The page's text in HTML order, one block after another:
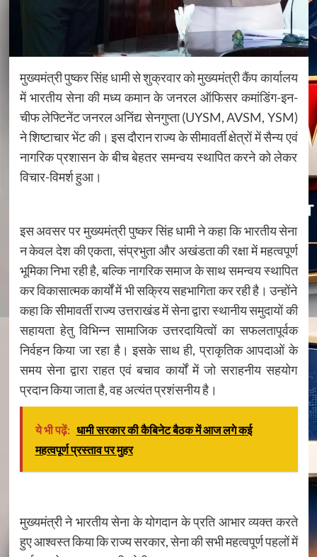
मुख्यमंत्री पुष्कर सिंह धामी से शुक्रवार को मुख्यमंत्री कैंप कार्यालय
में भारतीय सेना की मध्य कमान के जनरल ऑफिसर कमांडिंग-इन-
चीफ लेफ्टिनेंट जनरल अनिंद्य सेनगुप्ता (UYSM, AVSM, YSM)
ने शिष्टाचार भेंट की। इस दौरान राज्य के सीमावर्ती क्षेत्रों में सैन्य एवं
नागरिक प्रशासन के बीच बेहतर समन्वय स्थापित करने को लेकर
विचार-विमर्श हुआ।
इस अवसर पर मुख्यमंत्री पुष्कर सिंह धामी ने कहा कि भारतीय सेना
न केवल देश की एकता, संप्रभुता और अखंडता की रक्षा में महत्वपूर्ण
भूमिका निभा रही है, बल्कि नागरिक समाज के साथ समन्वय स्थापित
कर विकासात्मक कार्यों में भी सक्रिय सहभागिता कर रही है। उन्होंने
कहा कि सीमावर्ती राज्य उत्तराखंड में सेना द्वारा स्थानीय समुदायों की
सहायता हेतु विभिन्न सामाजिक उत्तरदायित्वों का सफलतापूर्वक
निर्वहन किया जा रहा है। इसके साथ ही, प्राकृतिक आपदाओं के
समय सेना द्वारा राहत एवं बचाव कार्यों में जो सराहनीय सहयोग
प्रदान किया जाता है, वह अत्यंत प्रशंसनीय है।
ये भी पढ़ें: धामी सरकार की कैबिनेट बैठक में आज लगे कई
महत्वपूर्ण प्रस्ताव पर मुहर
मुख्यमंत्री ने भारतीय सेना के योगदान के प्रति आभार व्यक्त करते
हुए आश्वस्त किया कि राज्य सरकार, सेना की सभी महत्वपूर्ण पहलों में